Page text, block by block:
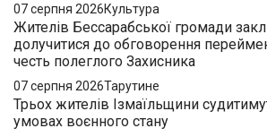
07 серпня 2026Культура
Жителів Бессарабської громади
долучитися до обговорення
честь полеглого Захисника
07 серпня 2026Тарутине
Трьох жителів Ізмаїльщини
умовах воєнного стану